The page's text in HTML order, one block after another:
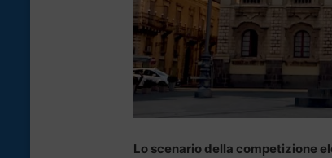
Lo scenario della competizione